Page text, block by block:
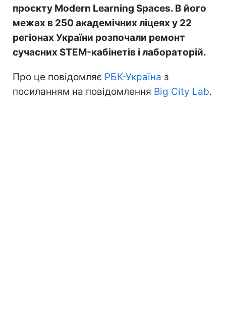
проєкту Modern Learning Spaces. В його
межах в 250 академічних ліцеях у 22
регіонах України розпочали ремонт
сучасних STEM-кабінетів і лабораторій.
Про це повідомляє РБК-Україна з
посиланням на повідомлення Big City Lab.